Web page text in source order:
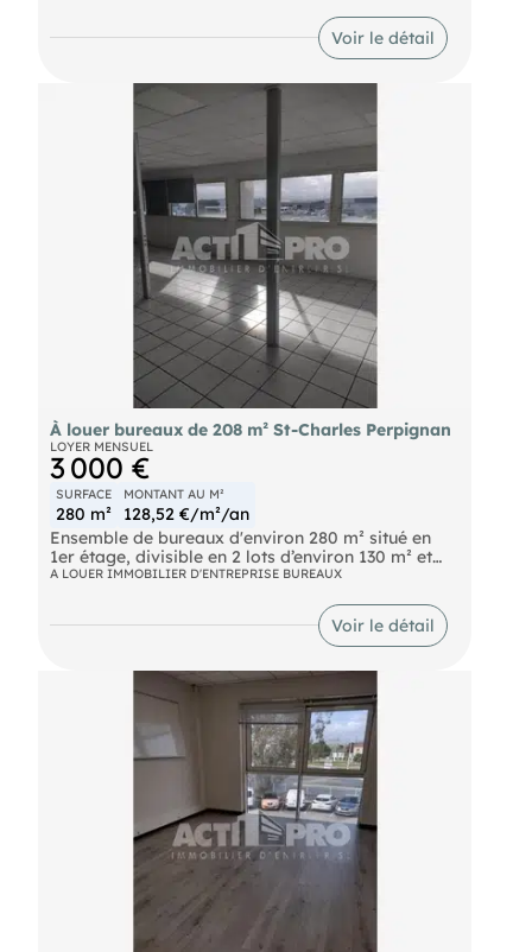
boulevard Kennedy. Renseignements sur demande.
Pour découvrir d'autres biens, rendez-vous sur
Voir le détail
À louer bureaux de 208 m² St-Charles Perpignan
LOYER MENSUEL
3 000 €
SURFACE
280 m²
MONTANT AU M²
128,52 €/m²/an
Ensemble de bureaux d'environ 280 m² situé en
1er étage, divisible en 2 lots d’environ 130 m² et
150 m², zone St-Charles à Perpignan, proche
Pour découvrir d'autres biens, rendez-vous sur
notre site !
A LOUER IMMOBILIER D'ENTREPRISE BUREAUX
Voir le détail